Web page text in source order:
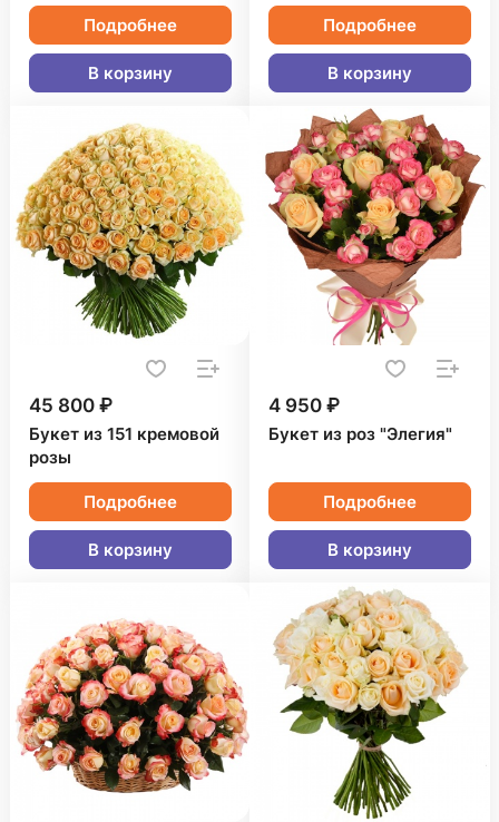
Подробнее
В корзину
Подробнее
В корзину
45 800 ₽
Букет из 151 кремовой
розы
Подробнее
В корзину
4 950 ₽
Букет из роз "Элегия"
Подробнее
В корзину